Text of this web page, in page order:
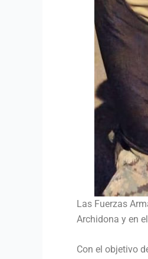
Las Fuerzas
Archidona y en
Con el objetivo